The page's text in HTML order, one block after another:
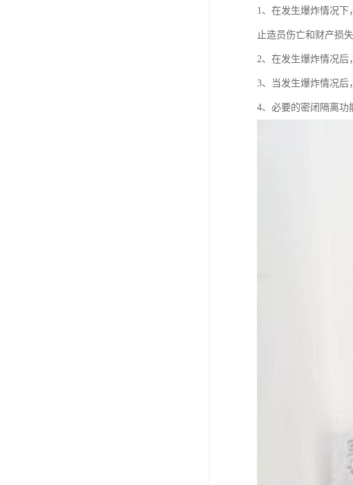
1、在发生爆炸情况
止造员伤亡和财产损失
2、在发生爆炸情况后
3、当发生爆炸情况后
4、必要的密闭隔离功